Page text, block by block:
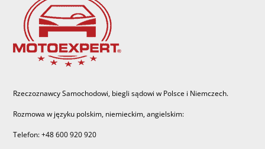
Rzeczoznawcy Samochodowi, biegli sądowi w Polsce i Niemczech.
Rozmowa w języku polskim, niemieckim, angielskim:
Telefon: +48 600 920 920